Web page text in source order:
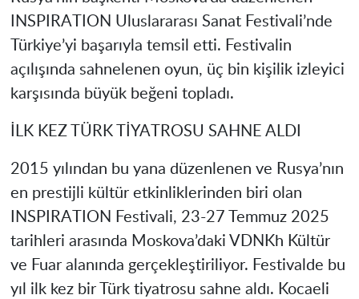
INSPIRATION Uluslararası Sanat Festivali’nde
Türkiye’yi başarıyla temsil etti. Festivalin
açılışında sahnelenen oyun, üç bin kişilik izleyici
karşısında büyük beğeni topladı.
İLK KEZ TÜRK TİYATROSU SAHNE ALDI
2015 yılından bu yana düzenlenen ve Rusya’nın
en prestijli kültür etkinliklerinden biri olan
INSPIRATION Festivali, 23-27 Temmuz 2025
tarihleri arasında Moskova’daki VDNKh Kültür
ve Fuar alanında gerçekleştiriliyor. Festivalde bu
yıl ilk kez bir Türk tiyatrosu sahne aldı. Kocaeli